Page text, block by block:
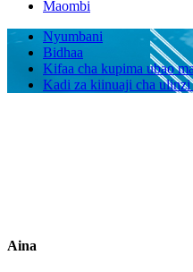
Maombi
Nyumbani
Bidhaa
Kifaa cha kupima ubao
Kadi za kiinuaji cha ulinzi
Aina